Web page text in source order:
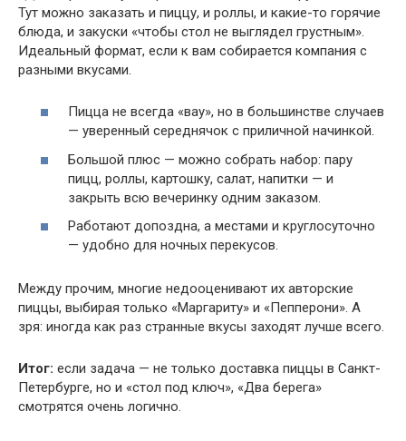
Тут можно заказать и пиццу, и роллы, и какие-то горячие
блюда, и закуски «чтобы стол не выглядел грустным».
Идеальный формат, если к вам собирается компания с
разными вкусами.
Пицца не всегда «вау», но в большинстве случаев
— уверенный середнячок с приличной начинкой.
Большой плюс — можно собрать набор: пару
пицц, роллы, картошку, салат, напитки — и
закрыть всю вечеринку одним заказом.
Работают допоздна, а местами и круглосуточно
— удобно для ночных перекусов.
Между прочим, многие недооценивают их авторские
пиццы, выбирая только «Маргариту» и «Пепперони». А
зря: иногда как раз странные вкусы заходят лучше всего.
Итог: если задача — не только доставка пиццы в Санкт-
Петербурге, но и «стол под ключ», «Два берега»
смотрятся очень логично.